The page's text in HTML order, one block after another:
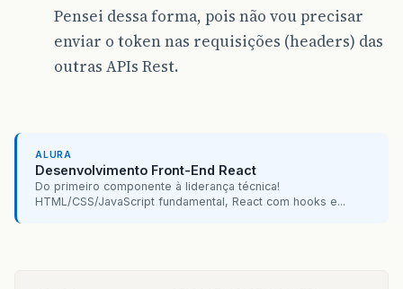
Pensei dessa forma, pois não vou precisar
enviar o token nas requisições (headers) das
outras APIs Rest.
ALURA
Desenvolvimento Front-End React
Do primeiro componente à liderança técnica!
HTML/CSS/JavaScript fundamental, React com hooks e...